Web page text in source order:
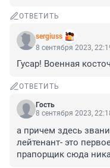
ОТВЕТИТЬ
sergiuss
8 сентября 2023,
Гусар! Военная
ОТВЕТИТЬ
Гость
8 сентября 2023,
а причем здесь
лейтенант- это
прапорщик сюда